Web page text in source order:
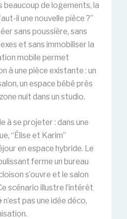
beaucoup de logements, la
il une nouvelle pièce ?”
sans poussière, sans
et sans immobiliser la
mobile permet
à une pièce existante : un
un espace bébé près
nuit dans un studio.
à se projeter : dans une
“Élise et Karim”
en espace hybride. Le
ferme un bureau
s’ouvre et le salon
scénario illustre l’intérêt
n’est pas une idée déco,